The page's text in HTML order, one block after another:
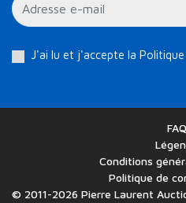
J'ai lu et j'accepte la
FAQ
Conditions
Politique de
© 2011-2026 Pierre Laurent